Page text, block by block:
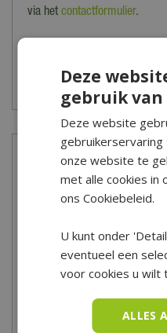
via het contactformulier.
beschermhoezen en barbecues.
Meer informatie
Behoefte aan
Reinig je zwembad
je vragen over het reinigen
dan langs in ons
klaar om je vragen te
gelegen in het hart van
Deze
gebruik van
Deze website
onze website te
met alle cookies in
ons Cookiebeleid.
U kunt onder
eventueel een
voor cookies u wilt
ALLES